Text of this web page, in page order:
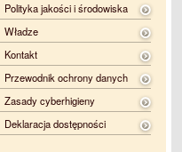
Polityka jakości i środowiska
Władze
Kontakt
Przewodnik ochrony danych
Zasady cyberhigieny
Deklaracja dostępności